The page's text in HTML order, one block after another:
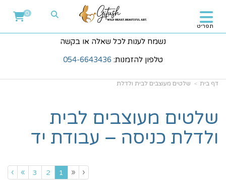
נשמח לענות לכל שאלה או בקשה
טלפון להזמנות: 054-6643436
תפריט
0
דף בית שלטים מעוצבים לבית ולדלת
שלטים מעוצבים לבית
ולדלת כניסה – עבודת יד
‹
«
1
2
3
»
›